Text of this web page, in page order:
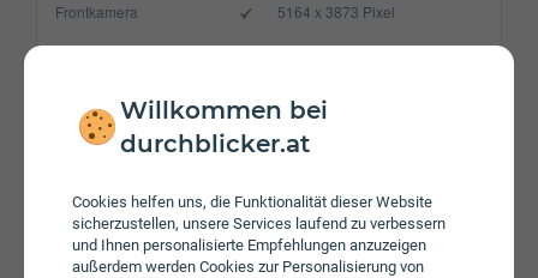
Willkommen bei
durchblicker.at
Cookies helfen uns, die Funktionalität dieser Website
sicherzustellen, unsere Services laufend zu verbessern
und Ihnen personalisierte Empfehlungen anzuzeigen
außerdem werden Cookies zur Personalisierung von
Frontkamera
5164 x 3873 Pixel
Hauptkamera
9238 x 6928 Pixel
Bluetooth
WLAN
a/​b/​g/​n/​ac/​ax
Gerät